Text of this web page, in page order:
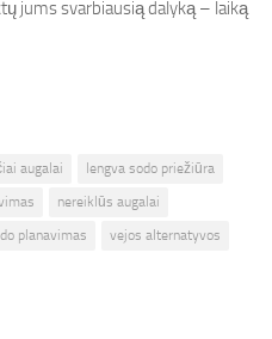
jums svarbiausią dalyką – laiką
augalai
lengva sodo priežiūra
nereiklūs augalai
planavimas vejos alternatyvos